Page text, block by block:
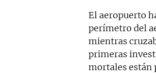
El aeropuerto
perímetro del
mientras
primeras
mortales están